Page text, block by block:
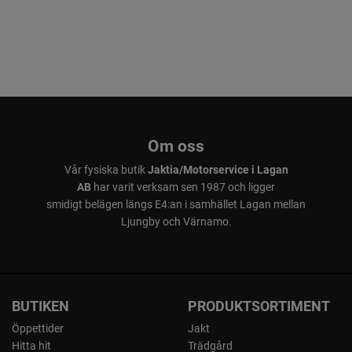
Om oss
Vår fysiska butikJaktia/Motorservice i Lagan
AB har varit verksam sen 1987 och ligger
smidigt belägen längs E4:an i samhället Lagan mellan
Ljungby och Värnamo.
BUTIKEN
Öppettider
Hitta hit
PRODUKTSORTIMENT
Jakt
Trädgård